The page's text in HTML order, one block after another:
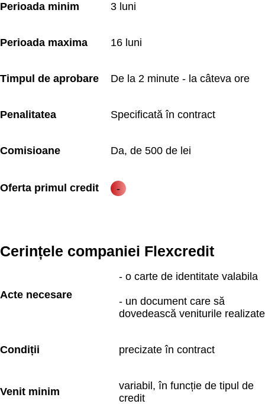
Perioada minim 3 luni
Perioada maxima 16 luni
Timpul de aprobare De la 2 minute - la câteva ore
Penalitatea Specificată în contract
Comisioane Da, de 500 de lei
Oferta primul credit
Cerințele companiei Flexcredit
Acte necesare
- o carte de identitate valabila
- un document care să
dovedească veniturile realizate
Condiții precizate în contract
Venit minim
variabil, în funcție de tipul de
credit